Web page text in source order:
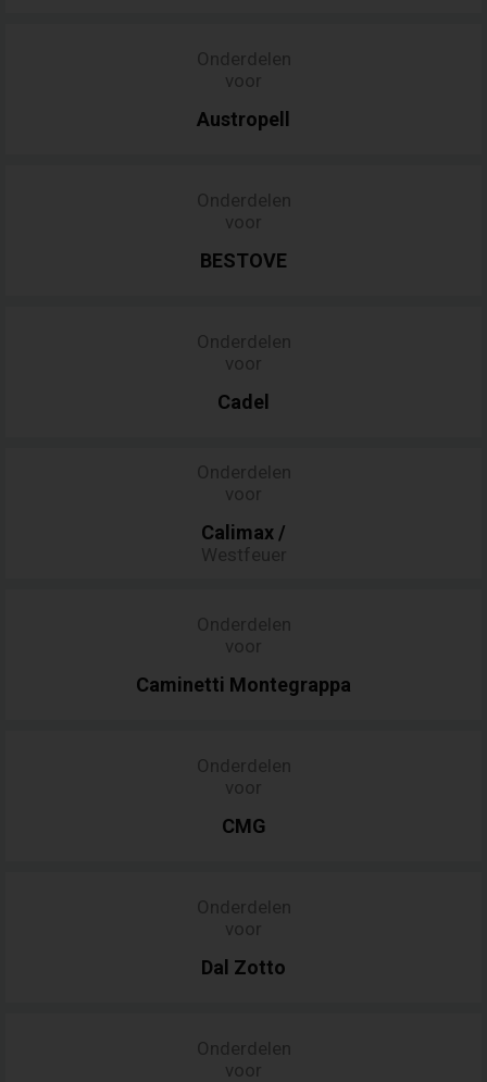
Onderdelen
voor
Austropell
Onderdelen
voor
BESTOVE
Onderdelen
voor
Cadel
Onderdelen
voor
Calimax /
Westfeuer
Onderdelen
voor
Caminetti Montegrappa
Onderdelen
voor
CMG
Onderdelen
voor
Dal Zotto
Onderdelen
voor